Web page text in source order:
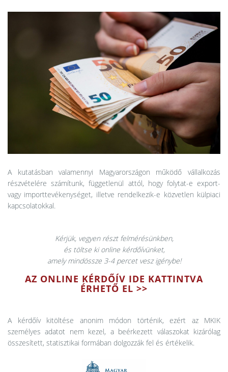
A kutatásban valamennyi Magyarországon működő vállalkozás
részvételére számítunk, függetlenül attól, hogy folytat-e export-
vagy importtevékenységet, illetve rendelkezik-e közvetlen külpiaci
kapcsolatokkal.
Kérjük, vegyen részt felmérésünkben,
és töltse ki online kérdőívünket,
amely mindössze 3-4 percet vesz igénybe!
AZ ONLINE KÉRDŐÍV IDE KATTINTVA
ÉRHETŐ EL >>
A kérdőív kitöltése anonim módon történik, ezért az MKIK
személyes adatot nem kezel, a beérkezett válaszokat kizárólag
összesített, statisztikai formában dolgozzák fel és értékelik.